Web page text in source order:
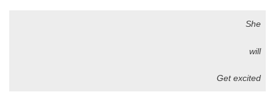
She
will
Get excited